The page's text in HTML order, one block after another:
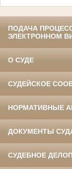
ПОДАЧА
ЭЛЕКТРОННОМ
О СУДЕ
СУДЕЙСКОЕ
НОРМАТИВНЫЕ
ДОКУМЕНТЫ
СУДЕБНОЕ